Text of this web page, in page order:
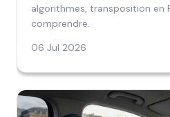
algorithmes, transposition en
comprendre.
06 Jul 2026